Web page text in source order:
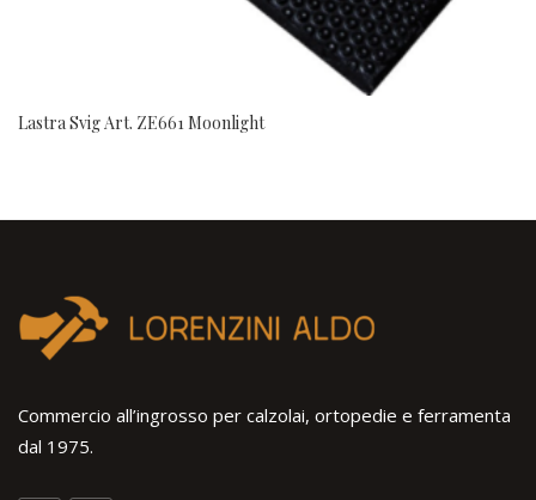
Lastra Svig Art. ZE661 Moonlight
Commercio all’ingrosso per calzolai, ortopedie e ferramenta
dal 1975.